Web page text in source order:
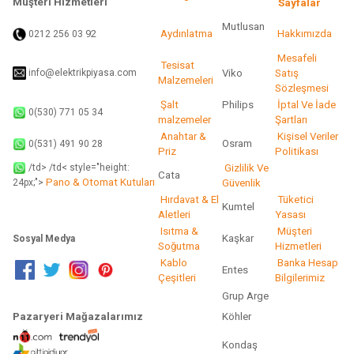
Sayfalar
0212 256 03 92 Aydınlatma
Mutlusan
Hakkımızda
info@elektrikpiyasa.com
Tesisat
Malzemeleri
Viko
Mesafeli
Satış
Sözleşmesi
0(530) 771 05 34
Şalt
malzemeler
Philips
İptal Ve İade
Şartları
0(531) 491 90 28
Anahtar &
Priz
Osram
Kişisel Veriler
Politikası
/td> /td< style="height:
24px;"> Pano & Otomat Kutuları
Cata
Gizlilik Ve
Güvenlik
Hırdavat & El
Aletleri
Kumtel
Tüketici
Yasası
Sosyal Medya
Isıtma &
Soğutma
Kaşkar
Müşteri
Hizmetleri
Kablo
Çeşitleri
Entes
Banka Hesap
Bilgilerimiz
Grup Arge
Pazaryeri Mağazalarımız
Köhler
Kondaş